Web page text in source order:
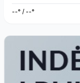
--° / --°